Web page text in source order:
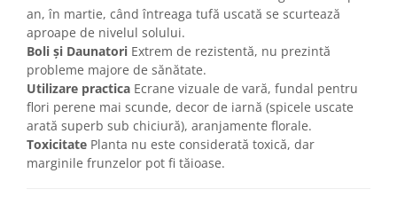
an, în martie, când întreaga tufă uscată se scurtează
aproape de nivelul solului.
Boli și Daunatori Extrem de rezistentă, nu prezintă
probleme majore de sănătate.
Utilizare practica Ecrane vizuale de vară, fundal pentru
flori perene mai scunde, decor de iarnă (spicele uscate
arată superb sub chiciură), aranjamente florale.
Toxicitate Planta nu este considerată toxică, dar
marginile frunzelor pot fi tăioase.